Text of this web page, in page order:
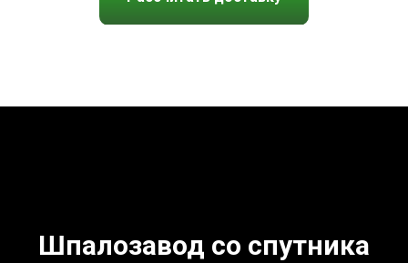
Шпалозавод со спутника